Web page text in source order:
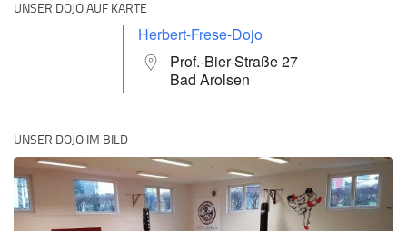
UNSER DOJO AUF KARTE
Herbert-Frese-Dojo
Prof.-Bier-Straße 27
Bad Arolsen
UNSER DOJO IM BILD